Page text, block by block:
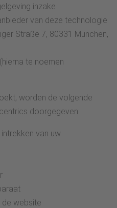
inzake
van deze technologie
Straße 7, 80331 München,
te noemen
worden de volgende
doorgegeven:
van uw
de website